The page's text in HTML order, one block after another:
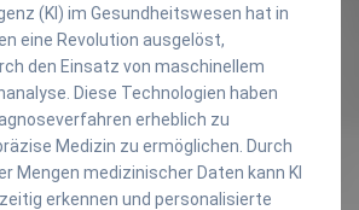
(KI) im Gesundheitswesen hat in
eine Revolution ausgelöst,
den Einsatz von maschinellem
Diese Technologien haben
erheblich zu
Medizin zu ermöglichen. Durch
Mengen medizinischer Daten kann KI
erkennen und personalisierte